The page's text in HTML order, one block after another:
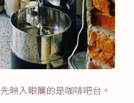
映入眼簾的是咖啡吧台。